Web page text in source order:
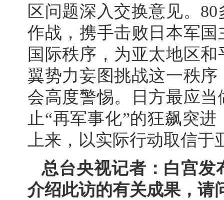
区问题深入交换意见。
作战，携手击败日本军
国际秩序，为亚太地区
翼势力妄图挑战这一秩
会高度警惕。日方最应
止“再军事化”的狂飙突
上来，以实际行动取信
总台央视记者：白宫发
介绍此访的有关成果，请